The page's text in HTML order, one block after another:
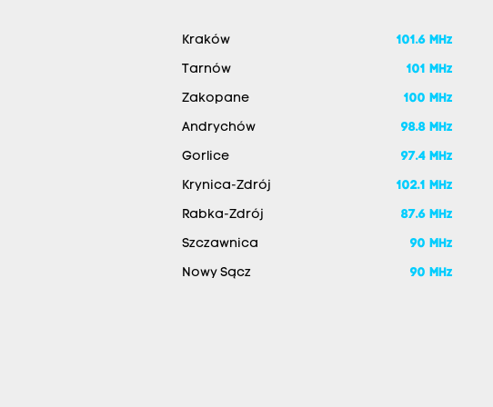
Kraków 101.6 MHz
Tarnów 101 MHz
Zakopane 100 MHz
Andrychów 98.8 MHz
Gorlice 97.4 MHz
Krynica-Zdrój 102.1 MHz
Rabka-Zdrój 87.6 MHz
Szczawnica 90 MHz
Nowy Sącz 90 MHz